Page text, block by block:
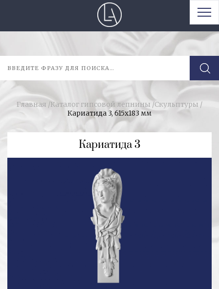
Главная /Каталог гипсовой лепнины /Скульптуры /
Кариатида 3, 615x183 мм
Кариатида 3